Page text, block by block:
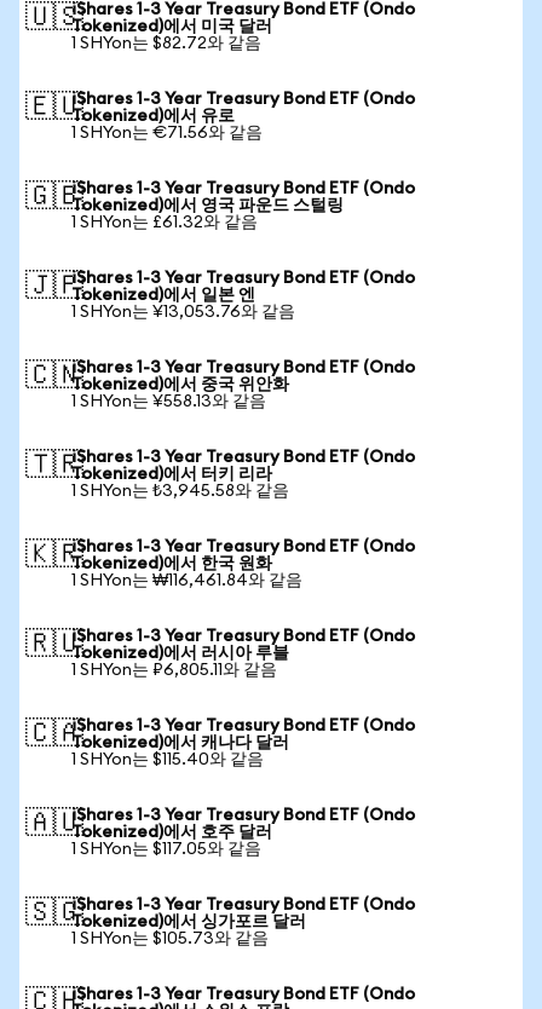
🇺🇸iShares 1-3 Year Treasury Bond ETF (Ondo
Tokenized)에서 미국 달러
1 SHYon는 $82.72와 같음
🇪🇺iShares 1-3 Year Treasury Bond ETF (Ondo
Tokenized)에서 유로
1 SHYon는 €71.56와 같음
🇬🇧iShares 1-3 Year Treasury Bond ETF (Ondo
Tokenized)에서 영국 파운드 스털링
1 SHYon는 £61.32와 같음
🇯🇵iShares 1-3 Year Treasury Bond ETF (Ondo
Tokenized)에서 일본 엔
1 SHYon는 ¥13,053.76와 같음
🇨🇳iShares 1-3 Year Treasury Bond ETF (Ondo
Tokenized)에서 중국 위안화
1 SHYon는 ¥558.13와 같음
🇹🇷iShares 1-3 Year Treasury Bond ETF (Ondo
Tokenized)에서 터키 리라
1 SHYon는 ₺3,945.58와 같음
🇰🇷iShares 1-3 Year Treasury Bond ETF (Ondo
Tokenized)에서 한국 원화
1 SHYon는 ₩116,461.84와 같음
🇷🇺iShares 1-3 Year Treasury Bond ETF (Ondo
Tokenized)에서 러시아 루블
1 SHYon는 ₽6,805.11와 같음
🇨🇦iShares 1-3 Year Treasury Bond ETF (Ondo
Tokenized)에서 캐나다 달러
1 SHYon는 $115.40와 같음
🇦🇺iShares 1-3 Year Treasury Bond ETF (Ondo
Tokenized)에서 호주 달러
1 SHYon는 $117.05와 같음
🇸🇬iShares 1-3 Year Treasury Bond ETF (Ondo
Tokenized)에서 싱가포르 달러
1 SHYon는 $105.73와 같음
🇨🇭iShares 1-3 Year Treasury Bond ETF (Ondo